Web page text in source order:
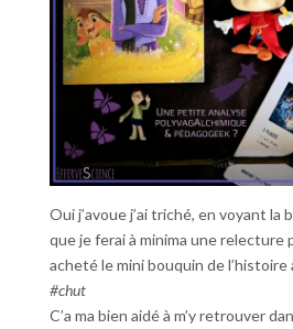
Oui j’avoue j’ai triché, en voyant la
que je ferai à minima une relecture
acheté le mini bouquin de l’histoire
#chut
C’a ma bien aidé à m’y retrouver